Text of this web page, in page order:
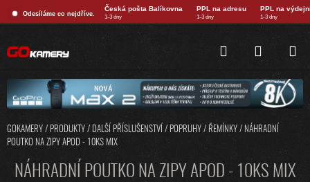
Odesíláme co nejdříve.
Česká pošta Balíkovna PPL na adresu PPL na
1-3 dny 1-3 dny 1-3 dny
HLEDAT NÁKUPNÍ
KOŠÍK
GOKAMERY / PRODUKTY / DALŠÍ PŘÍSLUŠENSTVÍ / POPRUHY / ŘEMÍNKY / NÁHRADNÍ
POUTKO NA ZIPY APOD - 10KS MIX
NÁHRADNÍ POUTKO NA ZIPY APOD - 10KS MIX